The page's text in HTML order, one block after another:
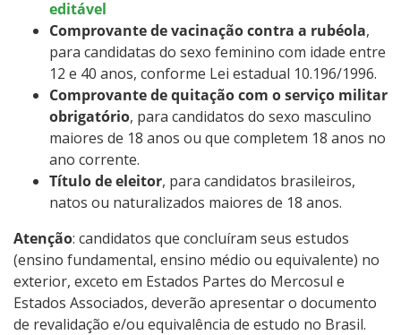
editável
Comprovante de vacinação contra a rubéola,
para candidatas do sexo feminino com idade entre
12 e 40 anos, conforme Lei estadual 10.196/1996.
Comprovante de quitação com o serviço militar
obrigatório, para candidatos do sexo masculino
maiores de 18 anos ou que completem 18 anos no
ano corrente.
Título de eleitor, para candidatos brasileiros,
natos ou naturalizados maiores de 18 anos.
Atenção: candidatos que concluíram seus estudos
(ensino fundamental, ensino médio ou equivalente) no
exterior, exceto em Estados Partes do Mercosul e
Estados Associados, deverão apresentar o documento
de revalidação e/ou equivalência de estudo no Brasil.